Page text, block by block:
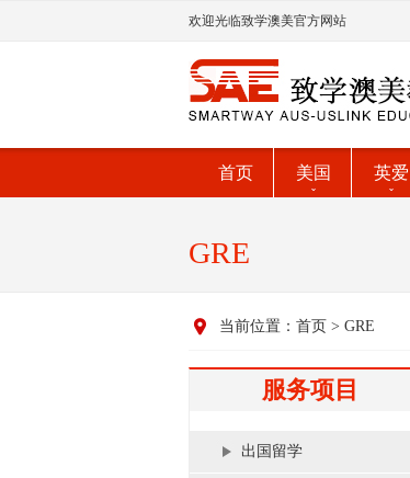
欢迎光临致学澳美官方网站
首页 美国 英爱
GRE
当前位置： 首页 > GRE
服务项目
出国留学